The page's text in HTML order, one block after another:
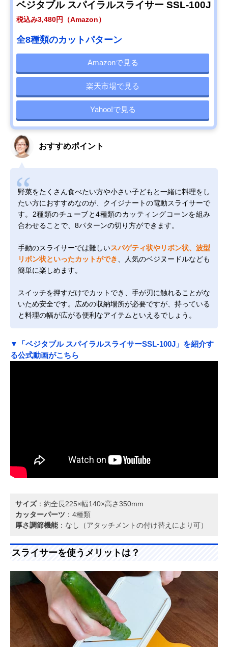
ベジタブル スパイラルスライサー SSL-100J
税込み3,480円（Amazon）
全8種類のカットパターン
Amazonで見る
楽天市場で見る
Yahoo!で見る
おすすめポイント
野菜をたくさん食べたい方や小さい子どもと一緒に料理をし
たい方におすすめなのが、クイジナートの電動スライサーで
す。2種類のチューブと4種類のカッティングコーンを組み
合わせることで、8パターンの切り方ができます。
手動のスライサーでは難しいスパゲティ状やリボン状、波型
リボン状といったカットができ
、人気のベジヌードルなども
簡単に楽しめます。
スイッチを押すだけでカットでき、手が刃に触れることがな
いため安全です。広めの収納場所が必要ですが、持っている
と料理の幅が広がる便利なアイテムといえるでしょう。
▼「ベジタブル スパイラルスライサーSSL-100J」を紹介す
る公式動画がこちら
サイズ：約全長225×幅140×高さ350mm
カッターパーツ ：4種類
厚さ調節機能：なし（アタッチメントの付け替えにより可）
スライサーを使うメリットは？